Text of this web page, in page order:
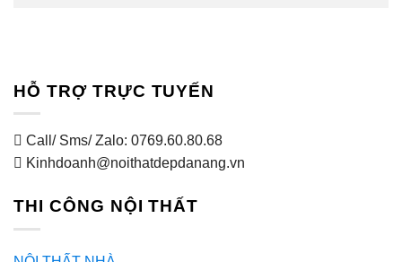
HỖ TRỢ TRỰC TUYẾN
Call/ Sms/ Zalo: 0769.60.80.68
Kinhdoanh@noithatdepdanang.vn
THI CÔNG NỘI THẤT